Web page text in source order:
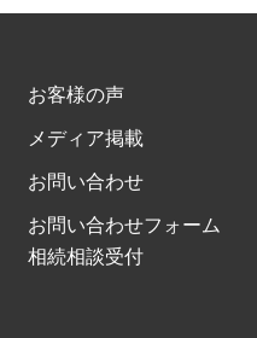
お客様の声
メディア掲載
お問い合わせ
お問い合わせフォーム
相続相談受付